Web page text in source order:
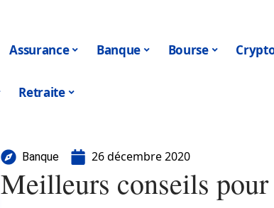
Assurance Banque Bourse
Retraite
Banque 26 décembre 2020
Meilleurs conseils